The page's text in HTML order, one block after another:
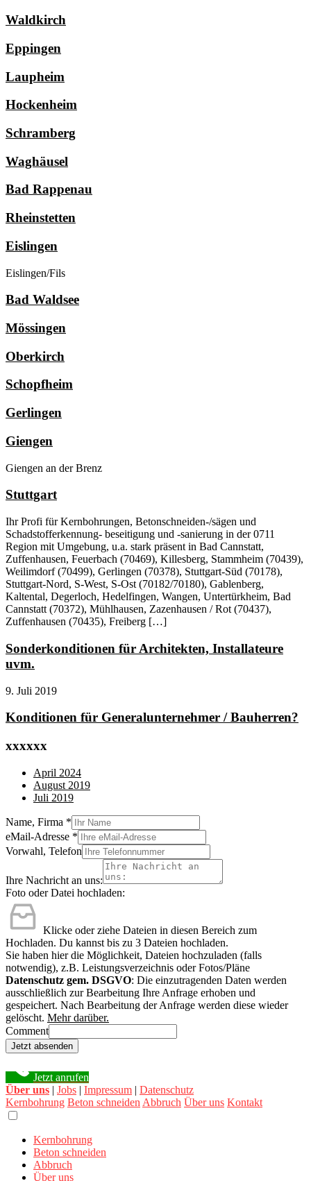
Waldkirch
Eppingen
Laupheim
Hockenheim
Schramberg
Waghäusel
Bad Rappenau
Rheinstetten
Eislingen
Eislingen/Fils
Bad Waldsee
Mössingen
Oberkirch
Schopfheim
Gerlingen
Giengen
Giengen an der Brenz
Stuttgart
Ihr Profi für Kernbohrungen, Betonschneiden-/sägen und
Schadstofferkennung- beseitigung und -sanierung in der 0711
Region mit Umgebung, u.a. stark präsent in Bad Cannstatt,
Zuffenhausen, Feuerbach (70469), Killesberg, Stammheim (70439),
Weilimdorf (70499), Gerlingen (70378), Stuttgart-Süd (70178),
Stuttgart-Nord, S-West, S-Ost (70182/70180), Gablenberg,
Kaltental, Degerloch, Hedelfingen, Wangen, Untertürkheim, Bad
Cannstatt (70372), Mühlhausen, Zazenhausen / Rot (70437),
Zuffenhausen (70435), Freiberg […]
Sonderkonditionen für Architekten, Installateure
uvm.
9. Juli 2019
Konditionen für Generalunternehmer / Bauherren?
xxxxxx
April 2024
August 2019
Juli 2019
Name, Firma *
eMail-Adresse *
Vorwahl, Telefon
Ihre Nachricht an uns:
Foto oder Datei hochladen:
Klicke oder ziehe Dateien in diesen Bereich zum
Hochladen. Du kannst bis zu 3 Dateien hochladen.
Sie haben hier die Möglichkeit, Dateien hochzuladen (falls
notwendig), z.B. Leistungsverzeichnis oder Fotos/Pläne
Datenschutz gem. DSGVO: Die einzutragenden Daten werden
ausschließlich zur Bearbeitung Ihre Anfrage erhoben und
gespeichert. Nach Bearbeitung der Anfrage werden diese wieder
gelöscht. Mehr darüber.
Comment
Jetzt absenden
Jetzt anrufen
Über uns | Jobs | Impressum | Datenschutz
Kernbohrung Beton schneiden Abbruch Über uns Kontakt
Kernbohrung
Beton schneiden
Abbruch
Über uns